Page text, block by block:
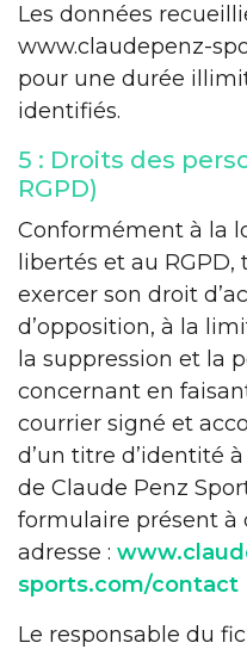
Les données
www.claudepenz-
pour une durée
identifiés.
5 : Droits des
RGPD)
Conformément à la
libertés et au
exercer son droit
d’opposition, à la
la suppression et la
concernant en
courrier signé et
d’un titre d’identité à
de Claude Penz
formulaire présent à
adresse :
sports.com/contact
Le responsable du